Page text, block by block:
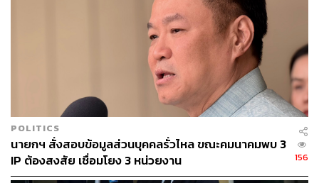
ABOUT THE AUTHOR
THE STANDARD TEAM
กองบรรณาธิการ THE STANDARD
ABOUT THE PHOTOGRAPHER
ฐานิส สุดโต
POLITICS
นายกฯ สั่งสอบข้อมูลส่วนบุคคลรั่วไหล ขณะคมนาคมพบ 3
IP ต้องสงสัย เชื่อมโยง 3 หน่วยงาน
156